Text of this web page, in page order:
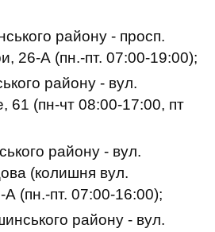
району - просп.
26-А (пн.-пт. 07:00-19:00);
району - вул.
61 (пн-чт 08:00-17:00, пт
району - вул.
(колишня вул.
А (пн.-пт. 07:00-16:00);
району - вул.